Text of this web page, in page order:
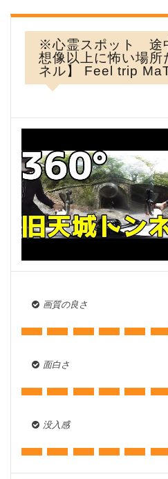
※心霊スポット 途
想像以上に怖い場所
ネル】 Feel trip
画質の良さ
面白さ
没入感